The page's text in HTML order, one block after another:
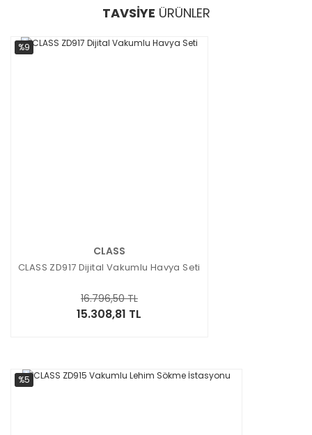
TAVSİYE ÜRÜNLER
%9
CLASS
CLASS ZD917 Dijital Vakumlu Havya Seti
15.308,81 TL
16.796,50 TL
%5